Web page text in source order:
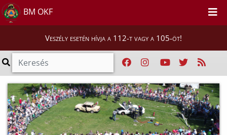
BM OKF
Veszély esetén hívja a 112-t vagy a 105-öt!